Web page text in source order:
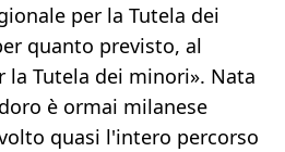
per la Tutela dei
quanto previsto, al
la Tutela dei minori». Nata
è ormai milanese
quasi l'intero percorso